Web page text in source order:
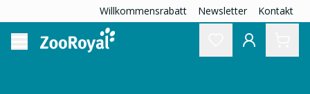
Willkommensrabatt Newsletter Kontakt